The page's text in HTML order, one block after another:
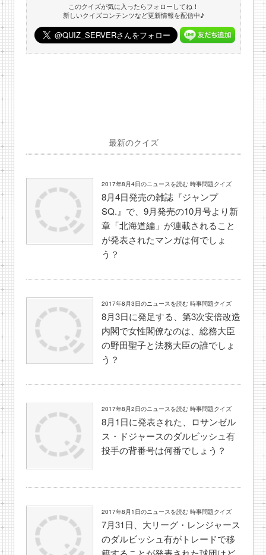
このクイズが気に入ったらフォローしてね！
新しいクイズコンテンツなど更新情報を配信中♪
最新のクイズ
2017年8月4日のニュースを読む 時事問題クイズ
8月4日発売の雑誌『ジャンプ
SQ.』で、9月発売の10月号より新
章「北海道編」が連載されること
が発表されたマンガは何でしょ
う？
2017年8月3日のニュースを読む 時事問題クイズ
8月3日に発足する、第3次安倍改造
内閣で女性閣僚なのは、総務大臣
の野田聖子と法務大臣の誰でしょ
う？
2017年8月2日のニュースを読む 時事問題クイズ
8月1日に発表された、ロサンゼル
ス・ドジャースのダルビッシュ有
投手の背番号は何番でしょう？
2017年8月1日のニュースを読む 時事問題クイズ
7月31日、大リーグ・レンジャース
のダルビッシュ有がトレードで移